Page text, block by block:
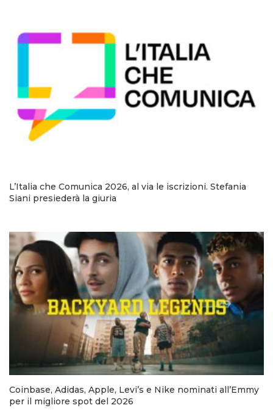
L’Italia che Comunica 2026, al via le iscrizioni. Stefania
Siani presiederà la giuria
Coinbase, Adidas, Apple, Levi’s e Nike nominati all’Emmy
per il migliore spot del 2026